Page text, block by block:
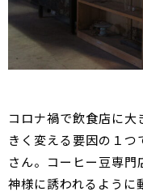
コロナ禍で飲食店に
きく変える要因の１
さん。コーヒー豆専
神様に誘われるように